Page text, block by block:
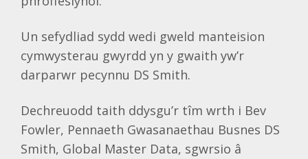
Un sefydliad sydd wedi gweld manteision
cymwysterau gwyrdd yn y gwaith yw’r
darparwr pecynnu DS Smith.
Dechreuodd taith ddysgu’r tîm wrth i Bev
Fowler, Pennaeth Gwasanaethau Busnes DS
Smith, Global Master Data, sgwrsio â